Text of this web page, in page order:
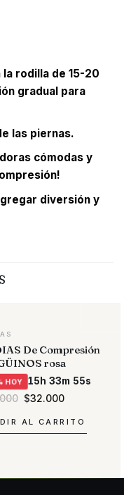
rodilla de 15-20
gradual para
las piernas.
cómodas y
diversión y
De Compresión
rosa
HOY 15h 33m 55s
El
precio
original
era:
$40.000.
$32.000El
actual
es:
$32.000.
AL CARRITO